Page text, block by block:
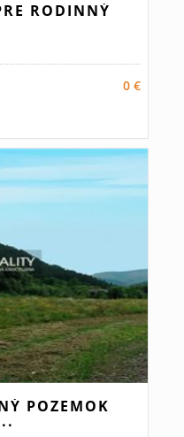
RODINNÝ
0 €
POZEMOK